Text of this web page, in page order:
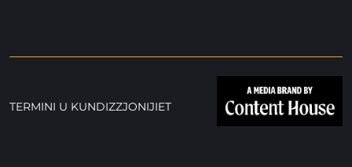
TERMINI U KUNDIZZJONIJIET